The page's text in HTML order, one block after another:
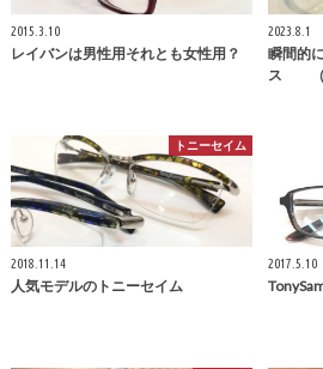
2015.3.10
レイバンは男性用それとも女性用？
2023.8.1
瞬間的
ス （
トニーセイム
2018.11.14
人気モデルのトニーセイム
2017.5.10